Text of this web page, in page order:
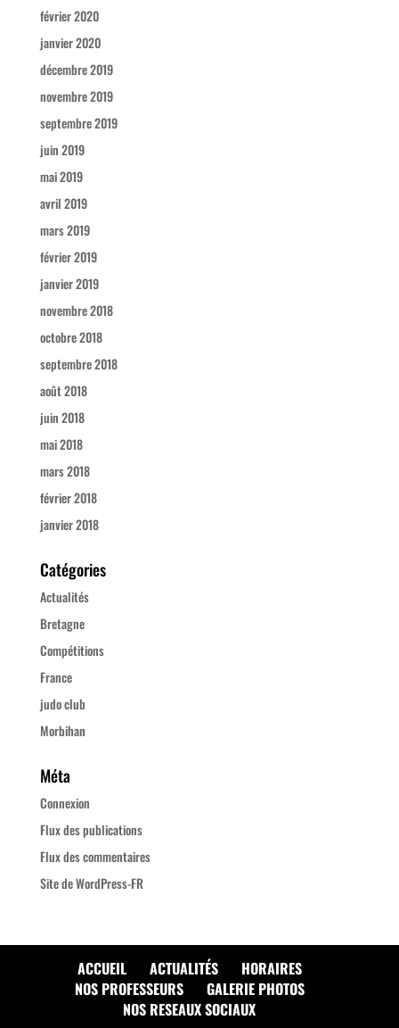
février 2020
janvier 2020
décembre 2019
novembre 2019
septembre 2019
juin 2019
mai 2019
avril 2019
mars 2019
février 2019
janvier 2019
novembre 2018
octobre 2018
septembre 2018
août 2018
juin 2018
mai 2018
mars 2018
février 2018
janvier 2018
Catégories
Actualités
Bretagne
Compétitions
France
judo club
Morbihan
Méta
Connexion
Flux des publications
Flux des commentaires
Site de WordPress-FR
ACCUEIL ACTUALITÉS
HORAIRES
NOS PROFESSEURS
GALERIE PHOTOS
NOS RESEAUX SOCIAUX